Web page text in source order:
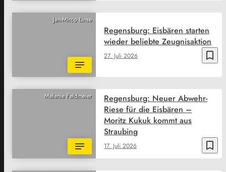
Jan-Mirco Linse
bookmark_border
27. Juli 2026
Regensburg: Eisbären starten
wieder beliebte Zeugnisaktion
Melanie Feldmeier
bookmark_border
17. Juli 2026
Regensburg: Neuer Abwehr-
Riese für die Eisbären –
Moritz Kukuk kommt aus
Straubing